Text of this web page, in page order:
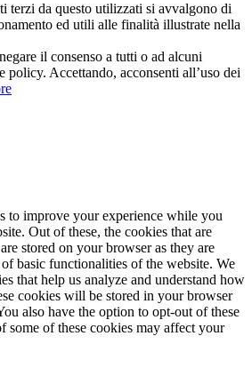
terzi da questo utilizzati si avvalgono di
ed utili alle finalità illustrate nella
il consenso a tutti o ad alcuni
policy. Accettando, acconsenti all’uso dei
to improve your experience while you
Out of these, the cookies that are
stored on your browser as they are
basic functionalities of the website. We
that help us analyze and understand how
cookies will be stored in your browser
also have the option to opt-out of these
some of these cookies may affect your